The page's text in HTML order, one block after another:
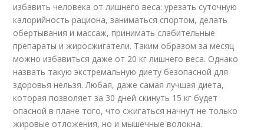
избавить человека от лишнего веса: урезать суточную
калорийность рациона, заниматься спортом, делать
обертывания и массаж, принимать слабительные
препараты и жиросжигатели. Таким образом за месяц
можно избавиться даже от 20 кг лишнего веса. Однако
назвать такую экстремальную диету безопасной для
здоровья нельзя. Любая, даже самая лучшая диета,
которая позволяет за 30 дней скинуть 15 кг будет
опасной в плане того, что сжигаться начнут не только
жировые отложения, но и мышечные волокна.